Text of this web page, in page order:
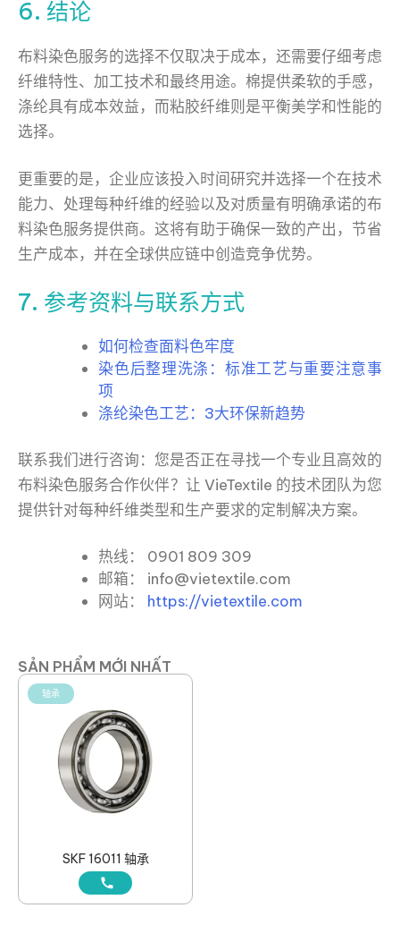
6. 结论
布料染色服务的选择不仅取决于成本，还需要仔细考虑
纤维特性、加工技术和最终用途。棉提供柔软的手感，
涤纶具有成本效益，而粘胶纤维则是平衡美学和性能的
选择。
更重要的是，企业应该投入时间研究并选择一个在技术
能力、处理每种纤维的经验以及对质量有明确承诺的布
料染色服务提供商。这将有助于确保一致的产出，节省
生产成本，并在全球供应链中创造竞争优势。
7. 参考资料与联系方式
如何检查面料色牢度
染色后整理洗涤：标准工艺与重要注意事
项
涤纶染色工艺：3大环保新趋势
联系我们进行咨询：您是否正在寻找一个专业且高效的
布料染色服务合作伙伴？让 VieTextile 的技术团队为您
提供针对每种纤维类型和生产要求的定制解决方案。
热线： 0901 809 309
邮箱： info@vietextile.com
网站：
https://vietextile.com
SẢN PHẨM MỚI NHẤT
轴承
SKF 16011 轴承